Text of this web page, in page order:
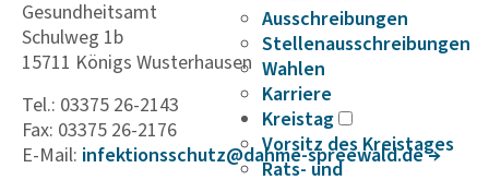
Ausschreibungen
Stellenausschreibungen
Wahlen
Karriere
Kreistag
Vorsitz des Kreistages
Rats- und
Gesundheitsamt
Schulweg 1b
15711 Königs Wusterhausen
Tel.: 03375 26-2143
Fax: 03375 26-2176
E-Mail: infek­ti­ons­schutz@dahme-spree­wald.de